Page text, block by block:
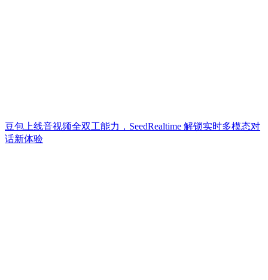
豆包上线音视频全双工能力，SeedRealtime 解锁实时多模态对
话新体验